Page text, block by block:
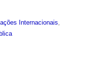
Internacionais